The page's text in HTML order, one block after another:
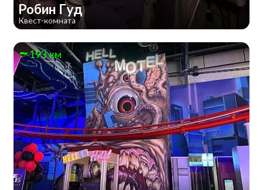
Робин Гуд
Квест-комната
193 км